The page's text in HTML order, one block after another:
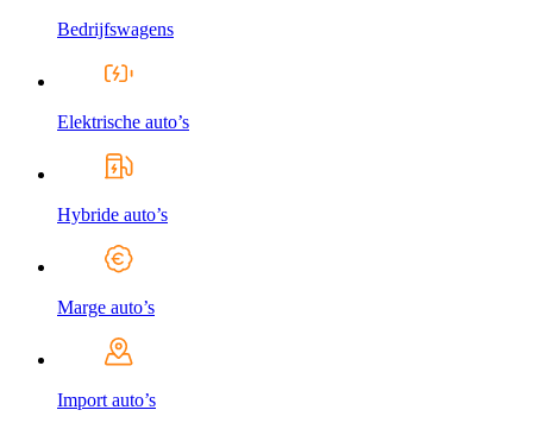
Bedrijfswagens
Elektrische auto’s
Hybride auto’s
Marge auto’s
Import auto’s